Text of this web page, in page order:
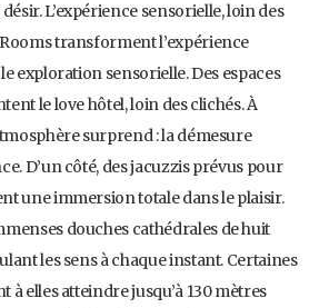
L’expérience sensorielle, loin des
transforment l’expérience
exploration sensorielle. Des espaces
le love hôtel, loin des clichés. À
surprend : la démesure
D’un côté, des jacuzzis prévus pour
une immersion totale dans le plaisir.
douches cathédrales de huit
les sens à chaque instant. Certaines
à elles atteindre jusqu’à 130 mètres